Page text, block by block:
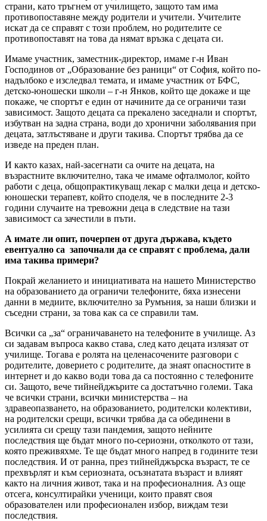
страни, като тръгнем от училището, защото там има
противопоставяне между родители и учители. Учителите
искат да се справят с този проблем, но родителите се
противопоставят на това да нямат връзка с децата си.
Имаме участник, заместник-директор, имаме г-н Иван
Господинов от „Образование без раници“ от София, който по-
надълбоко е изследвал темата, и имаме участник от БФС,
детско-юношески школи – г-н Янков, който ще докаже и ще
покаже, че спортът е един от начините да се ограничи тази
зависимост. Защото децата са прекалено заседнали и спортът,
избутван на задна страна, води до хронични заболявания при
децата, затлъстяване и други такива. Спортът трябва да се
изведе на преден план.
И както казах, най-засегнати са очите на децата, на
възрастните включително, така че имаме офталмолог, който
работи с деца, общопрактикуващ лекар с малки деца и детско-
юношески терапевт, който споделя, че в последните 2-3
години случаите на тревожни деца в следствие на тази
зависимост са зачестили в пъти.
А имате ли опит, почерпен от друга държава, където
евентуално са започнали да се справят с проблема, дали
има такива примери?
Покрай желанието и инициативата на нашето Министерство
на образованието да ограничи телефоните, бяха изнесени
данни в медиите, включително за Румъния, за наши близки и
съседни страни, за това как са се справили там.
Всички са „за“ ограничаването на телефоните в училище. Аз
си задавам въпроса какво става, след като децата излязат от
училище. Тогава е ролята на целенасочените разговори с
родителите, доверието с родителите, да знаят опасностите в
интернет и до какво води това да са постоянно с телефоните
си. Защото, вече тийнейджърите са достатъчно големи. Така
че всички страни, всички министерства – на
здравеопазването, на образованието, родителски колективи,
на родителски срещи, всички трябва да са обединени в
усилията си срещу тази пандемия, защото нейните
последствия ще бъдат много по-сериозни, отколкото от тази,
която преживяхме. Те ще бъдат много напред в годините тези
последствия. И от ранна, през тийнейджърска възраст, те се
прехвърлят и към сериозната, осъзнатата възраст и влияят
както на личния живот, така и на професионалния. Аз още
отсега, консултирайки ученици, които правят своя
образователен или професионален избор, виждам тези
последствия.